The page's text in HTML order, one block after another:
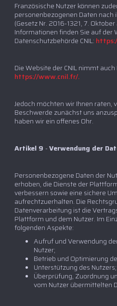
Französische Nutzer können
personenbezogenen Daten
(Gesetz Nr. 2016-1321, 7.
Informationen finden Sie auf der
Datenschutzbehörde CNIL:
Die Website der CNIL nimmt
https://www.cnil.fr/.
Jedoch möchten wir Ihnen raten,
Beschwerde zunächst uns
haben wir ein offenes Ohr.
Artikel 9 -Verwendung der
Personenbezogene Daten der
erhoben, die Dienste der
verbessern sowie eine sichere
aufrechtzuerhalten. Die
Datenverarbeitung ist die
Plattform und dem Nutzer. Im
folgenden Aspekte:
Aufruf und Verwendung
Nutzer;
Betrieb und Optimierung
Unterstützung des Nutzers;
Überprüfung, Zuordnung
vom Nutzer übermittelten